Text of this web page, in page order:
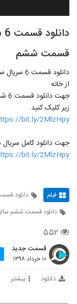
قسمت ششم
دانلود
از خانه
زیر کلیک کنید
bit.ly/2MlzHpy
جهت دانلود کامل سریال
bit.ly/2MlzHpy
فیلم
دانلود قسمت 6 سریال سالهای دور
دانلود قسمت ششم
۵۵۲
قسمت جدید
۱۰ خرداد ۱۳۹۸
دانلود بیشتر